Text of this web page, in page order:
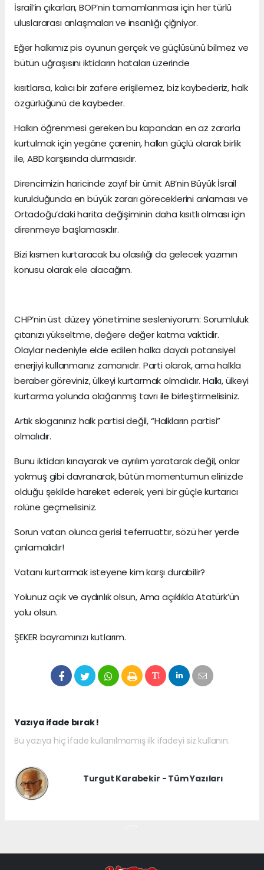
İsrail’in çıkarları, BOP’nin tamamlanması için her türlü
uluslararası anlaşmaları ve insanlığı çiğniyor.
Eğer halkımız pis oyunun gerçek ve güçlüsünü bilmez ve
bütün uğraşısını iktidarın hataları üzerinde
kısıtlarsa, kalıcı bir zafere erişilemez, biz kaybederiz, halk
özgürlüğünü de kaybeder.
Halkın öğrenmesi gereken bu kapandan en az zararla
kurtulmak için yegâne çarenin, halkın güçlü olarak birlik
ile, ABD karşısında durmasıdır.
Direncimizin haricinde zayıf bir ümit AB’nin Büyük İsrail
kurulduğunda en büyük zararı göreceklerini anlaması ve
Ortadoğu’daki harita değişiminin daha kısıtlı olması için
direnmeye başlamasıdır.
Bizi kısmen kurtaracak bu olasılığı da gelecek yazımın
konusu olarak ele alacağım.
CHP’nin üst düzey yönetimine sesleniyorum: Sorumluluk
çıtanızı yükseltme, değere değer katma vaktidir.
Olaylar nedeniyle elde edilen halka dayalı potansiyel
enerjiyi kullanmanız zamanıdır. Parti olarak, ama halkla
beraber göreviniz, ülkeyi kurtarmak olmalıdır. Halkı, ülkeyi
kurtarma yolunda olağanmış tavrı ile birleştirmelisiniz.
Artık sloganınız halk partisi değil, “Halkların partisi”
olmalıdır.
Bunu iktidarı kınayarak ve ayrılım yaratarak değil, onlar
yokmuş gibi davranarak, bütün momentumun elinizde
olduğu şekilde hareket ederek, yeni bir güçle kurtarıcı
rolüne geçmelisiniz.
Sorun vatan olunca gerisi teferruattır, sözü her yerde
çınlamalıdır!
Vatanı kurtarmak isteyene kim karşı durabilir?
Yolunuz açık ve aydınlık olsun, Ama açıklıkla Atatürk’ün
yolu olsun.
ŞEKER bayramınızı kutlarım.
Yazıya ifade bırak !
Bu yazıya hiç ifade kullanılmamış ilk ifadeyi siz kullanın.
Turgut Karabekir - Tüm Yazıları